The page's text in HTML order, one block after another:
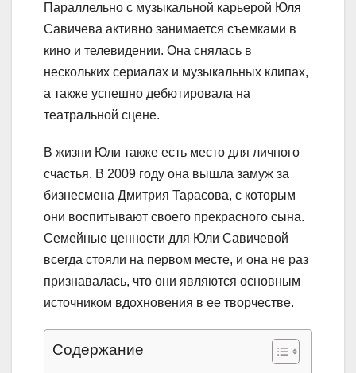
Параллельно с музыкальной карьерой Юля
Савичева активно занимается съемками в
кино и телевидении. Она снялась в
нескольких сериалах и музыкальных клипах,
а также успешно дебютировала на
театральной сцене.
В жизни Юли также есть место для личного
счастья. В 2009 году она вышла замуж за
бизнесмена Дмитрия Тарасова, с которым
они воспитывают своего прекрасного сына.
Семейные ценности для Юли Савичевой
всегда стояли на первом месте, и она не раз
признавалась, что они являются основным
источником вдохновения в ее творчестве.
Содержание